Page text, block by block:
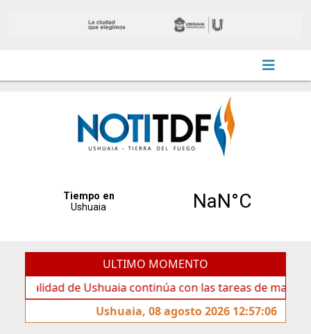
ULTIMO MOMENTO
de Ushuaia continúa con las tareas de mantenimiento
Ushuaia, 08 agosto 2026 12:57:06